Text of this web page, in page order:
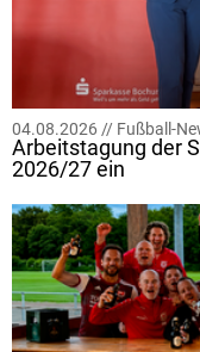
04.08.2026 // Fußball-
Arbeitstagung der
2026/27 ein